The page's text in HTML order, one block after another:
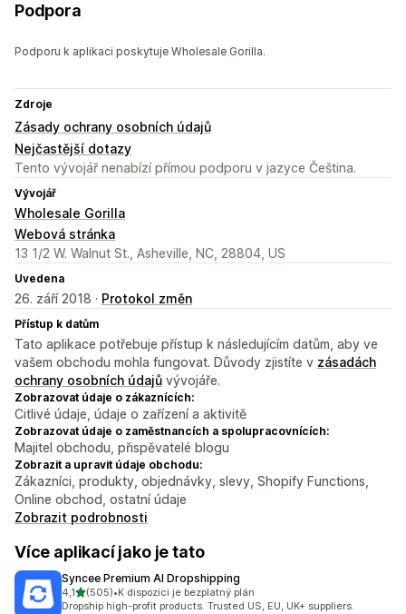
Podpora
Podporu k aplikaci poskytuje Wholesale Gorilla.
Zdroje
Zásady ochrany osobních údajů
Nejčastější dotazy
Tento vývojář nenabízí přímou podporu v jazyce Čeština.
Vývojář
Wholesale Gorilla
Webová stránka
13 1/2 W. Walnut St., Asheville, NC, 28804, US
Uvedena
26. září 2018 · Protokol změn
Přístup k datům
Tato aplikace potřebuje přístup k následujícím datům, aby ve
vašem obchodu mohla fungovat. Důvody zjistíte v zásadách
ochrany osobních údajů vývojáře.
Zobrazovat údaje o zákaznících:
Citlivé údaje, údaje o zařízení a aktivitě
Zobrazovat údaje o zaměstnancích a spolupracovnících:
Majitel obchodu, přispěvatelé blogu
Zobrazit a upravit údaje obchodu:
Zákazníci, produkty, objednávky, slevy, Shopify Functions,
Online obchod, ostatní údaje
Zobrazit podrobnosti
Více aplikací jako je tato
Syncee Premium AI Dropshipping
4,1z 5 hvězd
(505)
Celkový počet recenzí: 505
•K dispozici je bezplatný plán
Dropship high-profit products. Trusted US, EU, UK+ suppliers.